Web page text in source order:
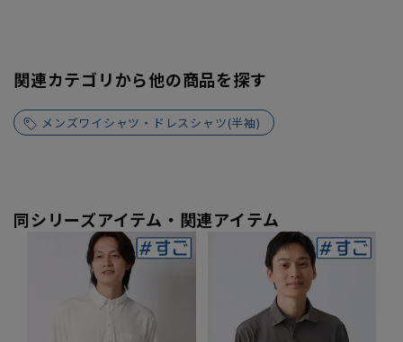
関連カテゴリから他の商品を探す
メンズワイシャツ・ドレスシャツ(半袖)
同シリーズアイテム・関連アイテム